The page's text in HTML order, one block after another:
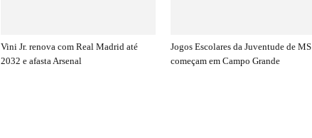
Vini Jr. renova com Real Madrid até
2032 e afasta Arsenal
Jogos Escolares da Juventude de MS
começam em Campo Grande